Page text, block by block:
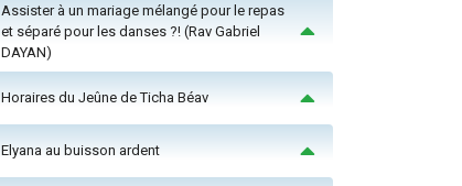
Assister à un mariage mélangé pour le repas
et séparé pour les danses ?! (Rav Gabriel
DAYAN)
Horaires du Jeûne de Ticha Béav
Elyana au buisson ardent